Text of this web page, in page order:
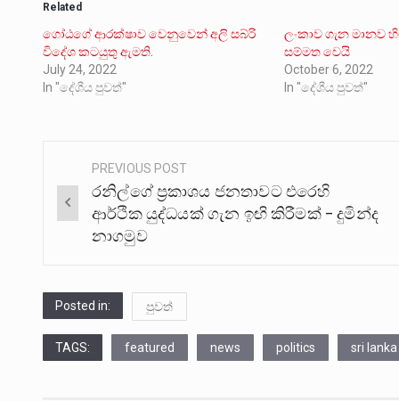
Related
ගෝඨගේ ආරක්ෂාව වෙනුවෙන් අලි සබ්රි
විදේශ කටයුතු ඇමති.
July 24, 2022
In "දේශීය පුවත්"
ලංකාව ගැන මානව
සම්මත වෙයි
October 6, 2022
In "දේශීය පුවත්"
Post
navigation
PREVIOUS POST
රනිල්ගේ ප්‍රකාශය ජනතාවට එරෙහි
ආර්ථික යුද්ධයක් ගැන ඉඟි කිරීමක් – දුමින්ද
නාගමුව
Posted in: පුවත්
TAGS: featured news politics sri lanka